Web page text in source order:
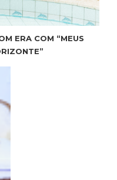
ERA COM “MEUS